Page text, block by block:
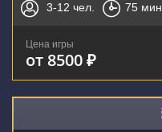
3-12 чел. 75 мин.
Цена игры
от 8500 ₽